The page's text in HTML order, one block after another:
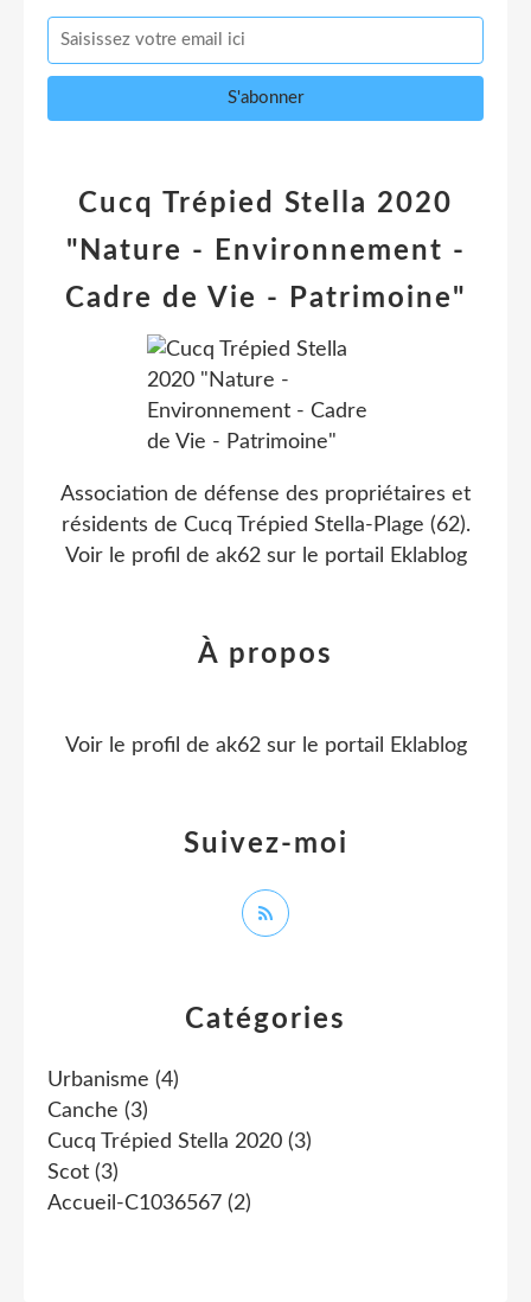
Catégories
Urbanisme (4)
Canche (3)
Cucq Trépied Stella 2020 (3)
Scot (3)
Accueil-C1036567 (2)
Cucq Trépied Stella 2020
"Nature - Environnement -
Cadre de Vie - Patrimoine"
Association de défense des propriétaires et
résidents de Cucq Trépied Stella-Plage (62).
Voir le profil de ak62sur le portail Eklablog
Suivez-moi
À propos
Voir le profil de ak62sur le portail Eklablog